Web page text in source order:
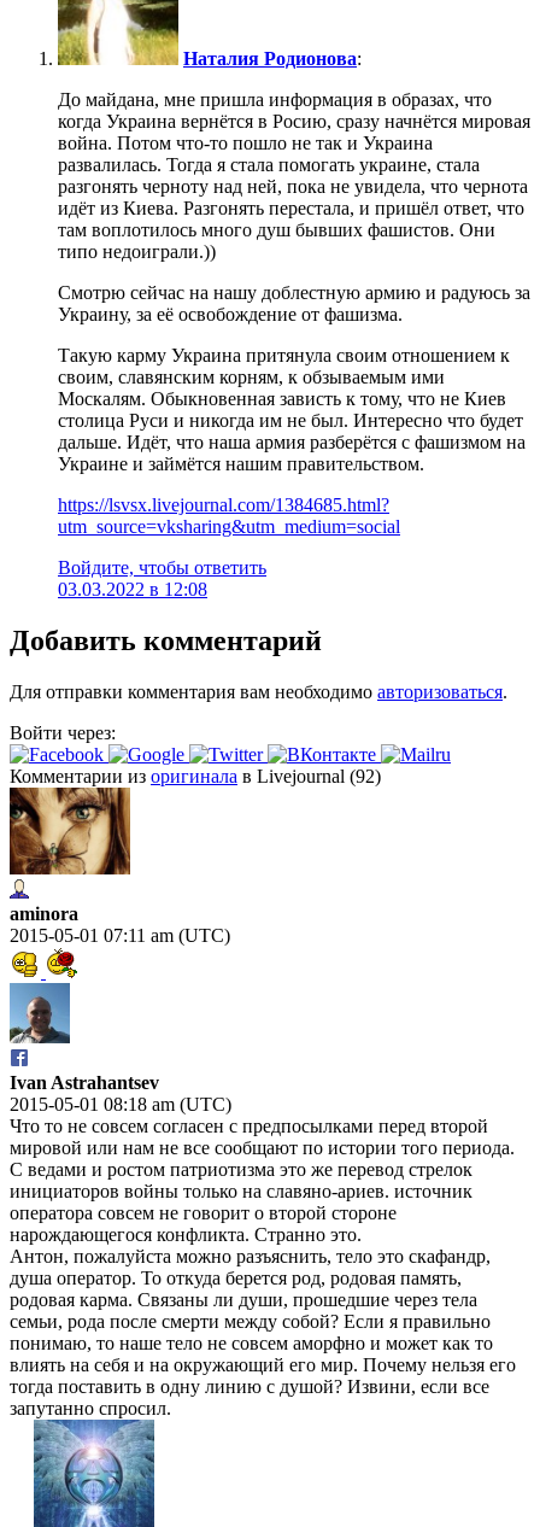
Наталия Родионова:
До майдана, мне пришла информация в образах, что
когда Украина вернётся в Росию, сразу начнётся мировая
война. Потом что-то пошло не так и Украина
развалилась. Тогда я стала помогать украине, стала
разгонять черноту над ней, пока не увидела, что чернота
идёт из Киева. Разгонять перестала, и пришёл ответ, что
там воплотилось много душ бывших фашистов. Они
типо недоиграли.))
Смотрю сейчас на нашу доблестную армию и радуюсь за
Украину, за её освобождение от фашизма.
Такую карму Украина притянула своим отношением к
своим, славянским корням, к обзываемым ими
Москалям. Обыкновенная зависть к тому, что не Киев
столица Руси и никогда им не был. Интересно что будет
дальше. Идёт, что наша армия разберётся с фашизмом на
Украине и займётся нашим правительством.
https://lsvsx.livejournal.com/1384685.html?
utm_source=vksharing&utm_medium=social
Войдите, чтобы ответить
03.03.2022 в 12:08
Добавить комментарий
Для отправки комментария вам необходимо авторизоваться.
Войти через:
Комментарии из оригинала в Livejournal (92)
aminora
2015-05-01 07:11 am (UTC)
Ivan Astrahantsev
2015-05-01 08:18 am (UTC)
Что то не совсем согласен с предпосылками перед второй
мировой или нам не все сообщают по истории того периода.
С ведами и ростом патриотизма это же перевод стрелок
инициаторов войны только на славяно-ариев. источник
оператора совсем не говорит о второй стороне
нарождающегося конфликта. Странно это.
Антон, пожалуйста можно разъяснить, тело это скафандр,
душа оператор. То откуда берется род, родовая память,
родовая карма. Связаны ли души, прошедшие через тела
семьи, рода после смерти между собой? Если я правильно
понимаю, то наше тело не совсем аморфно и может как то
влиять на себя и на окружающий его мир. Почему нельзя его
тогда поставить в одну линию с душой? Извини, если все
запутанно спросил.